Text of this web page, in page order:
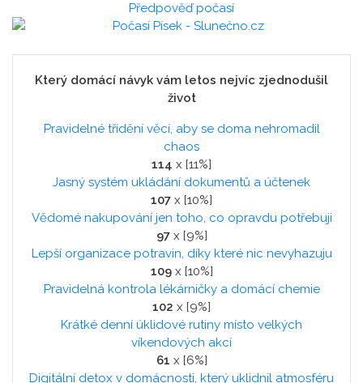
Předpověď počasí
Který domácí návyk vám letos nejvíc zjednodušil
život
Pravidelné třídění věcí, aby se doma nehromadil
chaos
114 x [11%]
Jasný systém ukládání dokumentů a účtenek
107 x [10%]
Vědomé nakupování jen toho, co opravdu potřebuji
97x [9%]
Lepší organizace potravin, díky které nic nevyhazuju
109x [10%]
Pravidelná kontrola lékárničky a domácí chemie
102 x [9%]
Krátké denní úklidové rutiny místo velkých
víkendových akcí
61 x [6%]
Digitální detox v domácnosti, který uklidnil atmosféru